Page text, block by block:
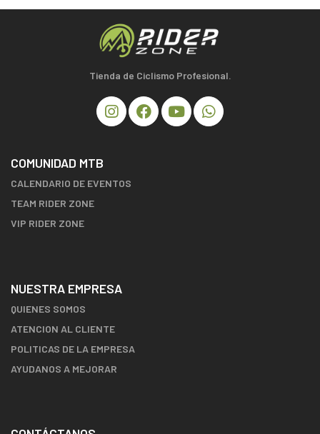
Tienda de Ciclismo Profesional.
COMUNIDAD MTB
CALENDARIO DE EVENTOS
TEAM RIDER ZONE
VIP RIDER ZONE
NUESTRA EMPRESA
QUIENES SOMOS
ATENCION AL CLIENTE
POLITICAS DE LA EMPRESA
AYUDANOS A MEJORAR